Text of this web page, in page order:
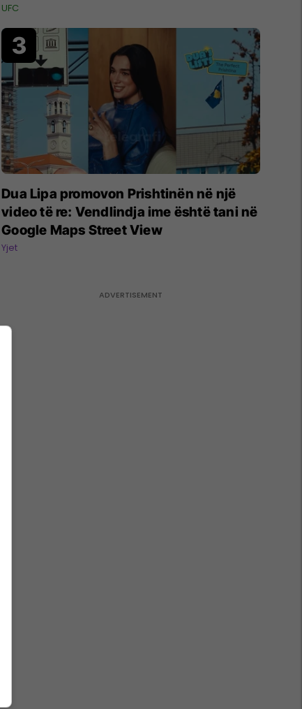
identitetit
UFC
Dua Lipa promovon Prishtinën në një
video të re: Vendlindja ime është tani në
Google Maps Street View
Yjet